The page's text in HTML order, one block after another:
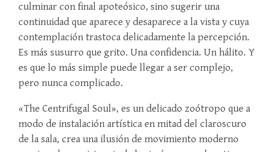
culminar con final apoteósico, sino sugerir una
continuidad que aparece y desaparece a la vista y cuya
contemplación trastoca delicadamente la percepción.
Es más susurro que grito. Una confidencia. Un hálito. Y
es que lo más simple puede llegar a ser complejo,
pero nunca complicado.
«The Centrifugal Soul», es un delicado zoótropo que a
modo de instalación artística en mitad del claroscuro
de la sala, crea una ilusión de movimiento moderno